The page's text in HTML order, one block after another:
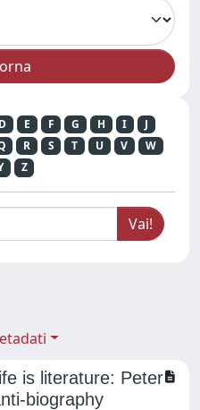
D E F G H I
J
R S T U V
W
Z
is literature: Peter
biography